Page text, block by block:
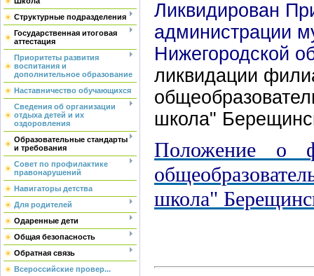
Структурные подразделения
Государственная итоговая
аттестация
Приоритеты развития
воспитания и
дополнительное образование
Наставничество обучающихся
Сведения об организации
отдыха детей и их
оздоровления
Образовательные стандарты
и требования
Совет по профилактике
правонарушений
Навигаторы детства
Для родителей
Одаренные дети
Общая безопасность
Обратная связь
Всероссийские провер...
Ликвидирован
администрации
Нижегородской
ликвидации
школа"
Положение о
школа"